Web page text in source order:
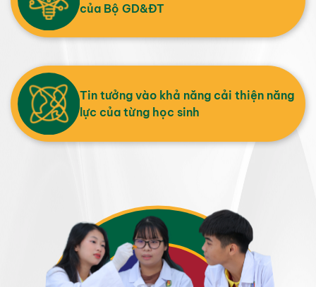
của Bộ GD&ĐT
Tin tưởng vào khả năng cải thiện năng
lực của từng học sinh